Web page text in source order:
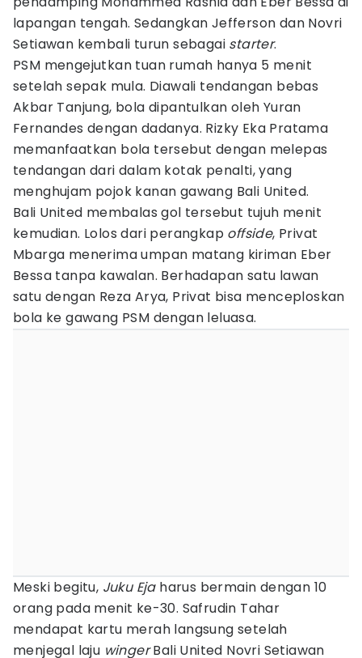
lapangan tengah. Sedangkan Jefferson dan Novri
Setiawan kembali turun sebagai starter.
PSM mengejutkan tuan rumah hanya 5 menit
setelah sepak mula. Diawali tendangan bebas
Akbar Tanjung, bola dipantulkan oleh Yuran
Fernandes dengan dadanya. Rizky Eka Pratama
memanfaatkan bola tersebut dengan melepas
tendangan dari dalam kotak penalti, yang
menghujam pojok kanan gawang Bali United.
Bali United membalas gol tersebut tujuh menit
kemudian. Lolos dari perangkap offside, Privat
Mbarga menerima umpan matang kiriman Eber
Bessa tanpa kawalan. Berhadapan satu lawan
satu dengan Reza Arya, Privat bisa menceploskan
bola ke gawang PSM dengan leluasa.
Meski begitu, Juku Ejaharus bermain dengan 10
orang pada menit ke-30. Safrudin Tahar
mendapat kartu merah langsung setelah
menjegal laju wingerBali United Novri Setiawan